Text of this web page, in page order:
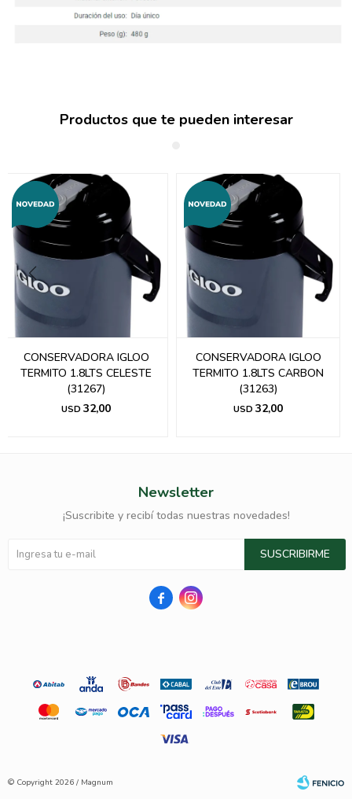
Productos que te pueden interesar
CONSERVADORA IGLOO
TERMITO 1.8LTS CELESTE
(31267)
USD 32,00
CONSERVADORA IGLOO
TERMITO 1.8LTS CARBON
(31263)
USD 32,00
Newsletter
¡Suscribite y recibí todas nuestras novedades!
SUSCRIBIRME
 
© Copyright 2026 / Magnum